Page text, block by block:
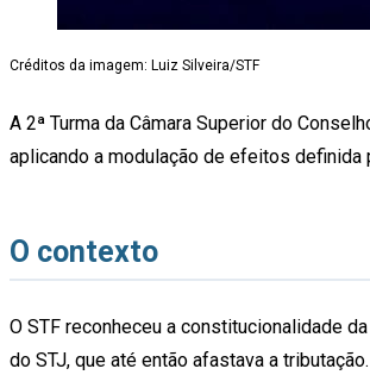
Créditos da imagem: Luiz Silveira/STF
A 2ª Turma da Câmara Superior do
aplicando a modulação de efeitos definida
O contexto
O STF reconheceu a constitucionalidade
do STJ, que até então afastava a